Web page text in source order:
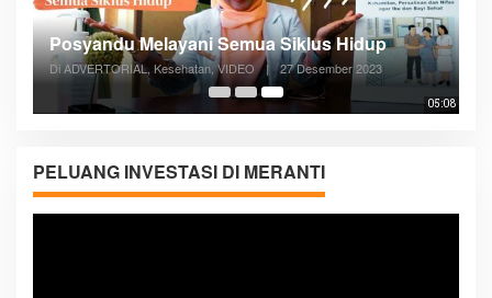
05:08
Posyandu Melayani Semua Siklus Hidup
Di ADVERTORIAL, Kesehatan, VIDEO | 27 Desember 2023
PELUANG INVESTASI DI MERANTI